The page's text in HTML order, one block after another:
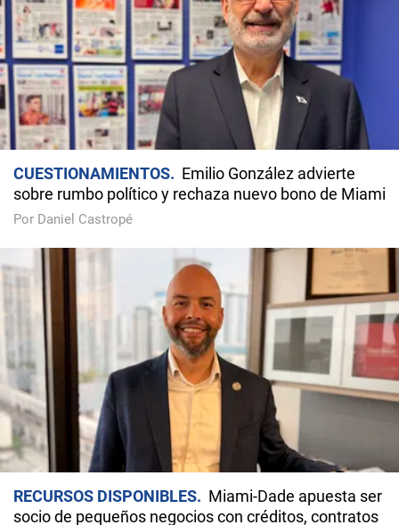
CUESTIONAMIENTOS
Emilio González advierte
sobre rumbo político y rechaza nuevo bono de Miami
Por Daniel Castropé
RECURSOS DISPONIBLES
Miami-Dade apuesta ser
socio de pequeños negocios con créditos, contratos